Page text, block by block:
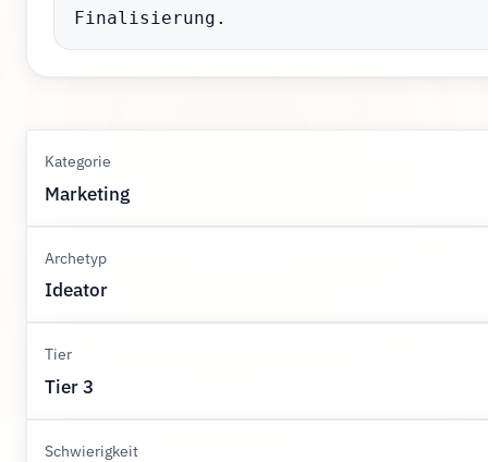
Finalisierung.
Kategorie
Marketing
Archetyp
Ideator
Tier
Tier 3
Schwierigkeit